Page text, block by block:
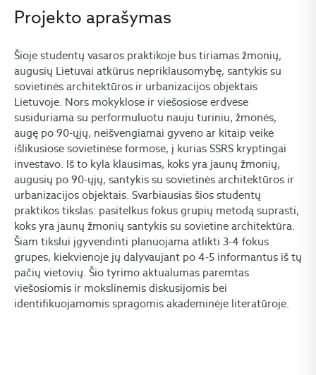
Projekto aprašymas
Šioje studentų vasaros praktikoje bus tiriamas žmonių,
augusių Lietuvai atkūrus nepriklausomybę, santykis su
sovietinės architektūros ir urbanizacijos objektais
Lietuvoje. Nors mokyklose ir viešosiose erdvėse
susiduriama su performuluotu nauju turiniu, žmonės,
augę po 90-ųjų, neišvengiamai gyveno ar kitaip veikė
išlikusiose sovietinėse formose, į kurias SSRS kryptingai
investavo. Iš to kyla klausimas, koks yra jaunų žmonių,
augusių po 90-ųjų, santykis su sovietinės architektūros ir
urbanizacijos objektais. Svarbiausias šios studentų
praktikos tikslas: pasitelkus fokus grupių metodą suprasti,
koks yra jaunų žmonių santykis su sovietine architektūra.
Šiam tikslui įgyvendinti planuojama atlikti 3-4 fokus
grupes, kiekvienoje jų dalyvaujant po 4-5 informantus iš tų
pačių vietovių. Šio tyrimo aktualumas paremtas
viešosiomis ir mokslinėmis diskusijomis bei
identifikuojamomis spragomis akademinėje literatūroje.